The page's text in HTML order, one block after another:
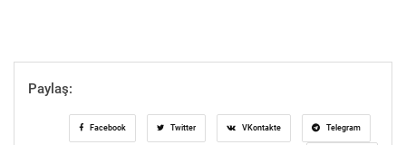
Paylaş:
Facebook Twitter VKontakte Telegram